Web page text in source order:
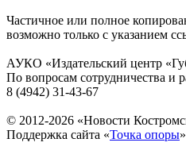
Частичное или полное
возможно только с указанием
АУКО «Издательский центр
По вопросам сотрудничества и
8 (4942) 31-43-67
© 2012-2026 «Новости
Поддержка сайта «Точка опоры»